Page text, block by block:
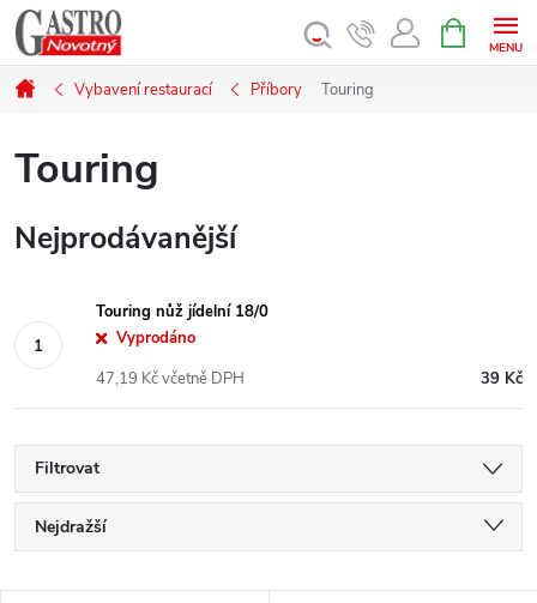
Přejít
na
obsah
NÁKUPNÍ
KOŠÍK
DomůVybavení restaurací Příbory Touring
Touring
Nejprodávanější
Touring nůž jídelní 18/0
Vyprodáno
39 Kč
47,19 Kč včetně DPH
Filtrovat
a
Nejdražší